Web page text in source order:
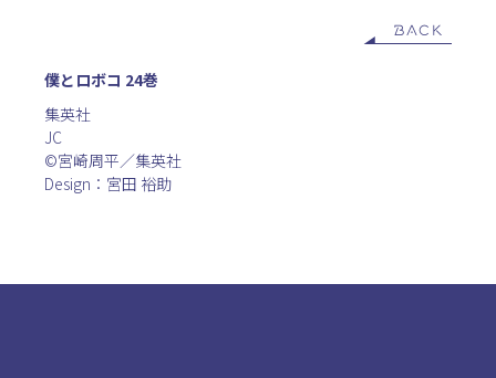
BACK
僕とロボコ 24巻
集英社
JC
©宮崎周平／集英社
Design：宮田 裕助